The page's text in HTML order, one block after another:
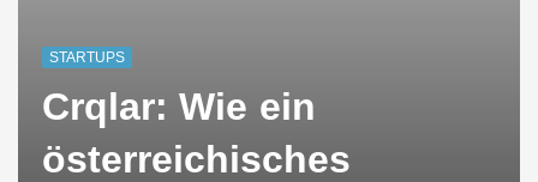
STARTUPS
Crqlar: Wie ein
österreichisches